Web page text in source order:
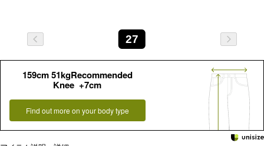
27
159cm 51kgRecommended
Knee +7cm
Find out more on your body type